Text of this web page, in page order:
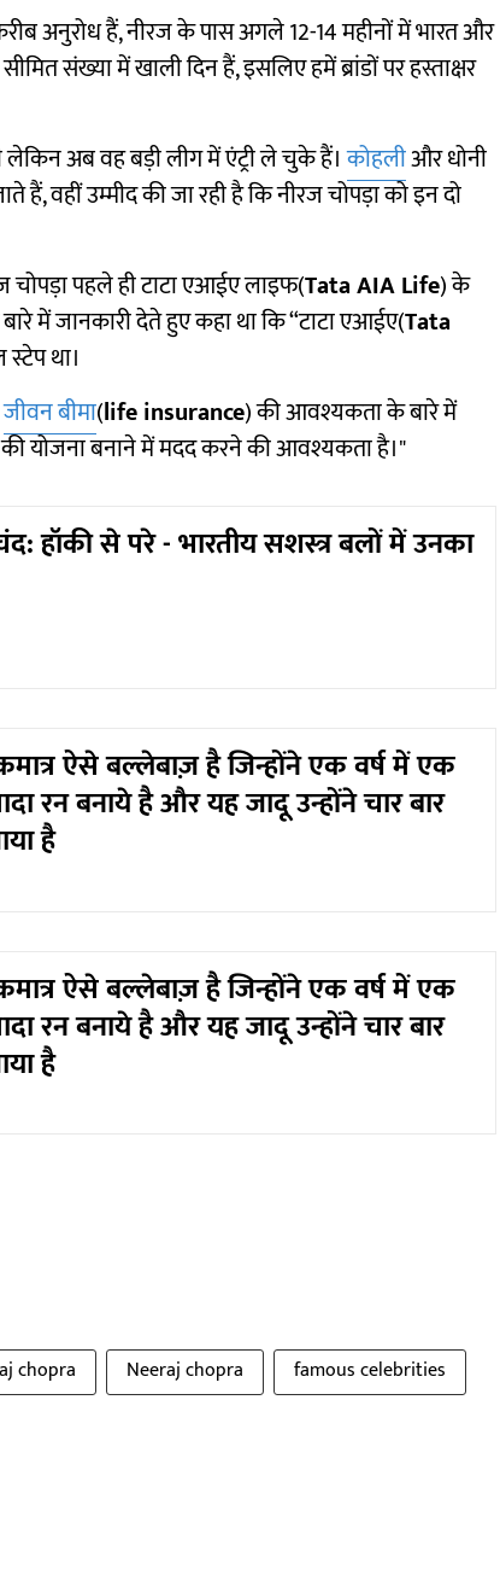
अनुरोध हैं, नीरज के पास अगले 12-14 महीनों में भारत और
संख्या में खाली दिन हैं, इसलिए हमें ब्रांडों पर हस्ताक्षर
अब वह बड़ी लीग में एंट्री ले चुके हैं।कोहलीऔर धोनी
वहीं उम्मीद की जा रही है कि नीरज चोपड़ा को इन दो
चोपड़ा पहले ही टाटा एआईए लाइफ(Tata AIA Life) के
में जानकारी देते हुए कहा था कि “टाटा एआईए(Tata
था।
जीवन बीमा(life insurance) की आवश्यकता के बारे में
की योजना बनाने में मदद करने की आवश्यकता है।"
हॉकी से परे - भारतीय सशस्त्र बलों में उनका
ऐसे बल्लेबाज़ है जिन्होंने एक वर्ष में एक
रन बनाये है और यह जादू उन्होंने चार बार
है
ऐसे बल्लेबाज़ है जिन्होंने एक वर्ष में एक
रन बनाये है और यह जादू उन्होंने चार बार
है
chopra Neeraj chopra famous celebrities